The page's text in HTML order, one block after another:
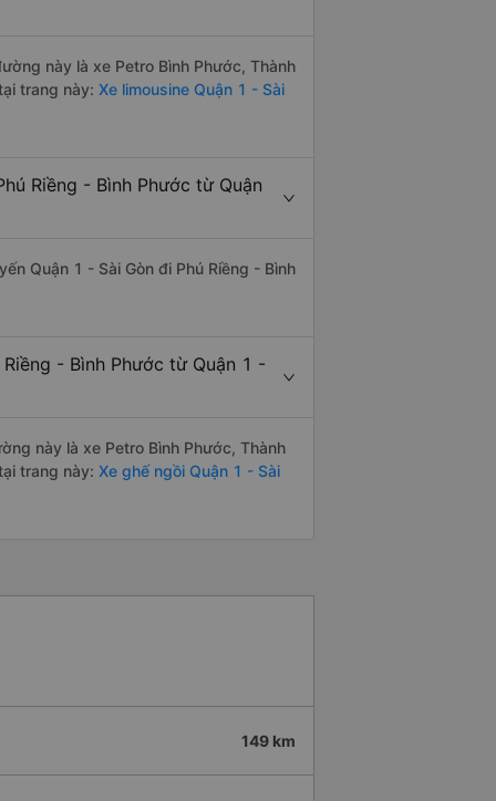
này là xe Petro Bình Phước, Thành
trang này: Xe limousine Quận 1 - Sài
Riềng - Bình Phước từ Quận
Quận 1 - Sài Gòn đi Phú Riềng - Bình
- Bình Phước từ Quận 1 -
này là xe Petro Bình Phước, Thành
trang này: Xe ghế ngồi Quận 1 - Sài
149 km